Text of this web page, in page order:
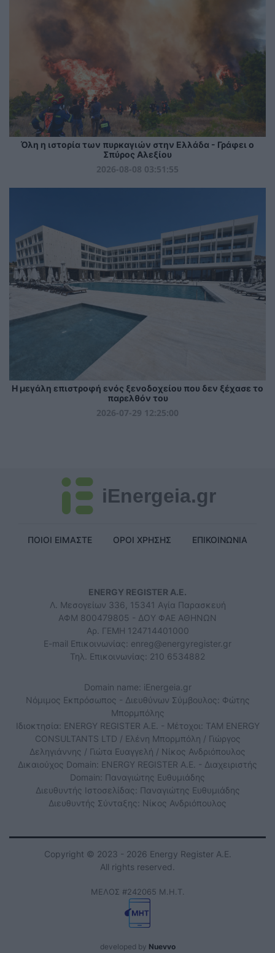
Όλη η ιστορία των πυρκαγιών στην Ελλάδα - Γράφει ο
Σπύρος Αλεξίου
2026-08-08 03:51:55
Η μεγάλη επιστροφή ενός ξενοδοχείου που δεν ξέχασε το
παρελθόν του
2026-07-29 12:25:00
iEnergeia.gr
ΠΟΙΟΙ ΕΙΜΑΣΤΕ ΟΡΟΙ ΧΡΗΣΗΣ ΕΠΙΚΟΙΝΩΝΙΑ
ENERGY REGISTER Α.Ε.
Λ. Μεσογείων 336, 15341 Αγία Παρασκευή
ΑΦΜ 800479805 - ΔΟΥ ΦΑΕ ΑΘΗΝΩΝ
Αρ. ΓΕΜΗ 124714401000
E-mail Επικοινωνίας: enreg@energyregister.gr
Τηλ. Επικοινωνίας: 210 6534882
Domain name: iEnergeia.gr
Νόμιμος Εκπρόσωπος - Διευθύνων Σύμβουλος: Φώτης
Μπορμπόλης
Ιδιοκτησία: ENERGY REGISTER Α.Ε. - Μέτοχοι: TAM ENERGY
CONSULTANTS LTD / Ελένη Μπορμπόλη / Γιώργος
Δεληγιάννης / Γιώτα Ευαγγελή / Νίκος Ανδριόπουλος
Δικαιούχος Domain: ENERGY REGISTER Α.Ε. - Διαχειριστής
Domain: Παναγιώτης Ευθυμιάδης
Διευθυντής Ιστοσελίδας: Παναγιώτης Ευθυμιάδης
Διευθυντής Σύνταξης: Νίκος Ανδριόπουλος
Copyright © 2023 - 2026 Energy Register Α.Ε.
All rights reserved.
ΜΕΛΟΣ #242065 Μ.Η.Τ.
developed by Nuevvo